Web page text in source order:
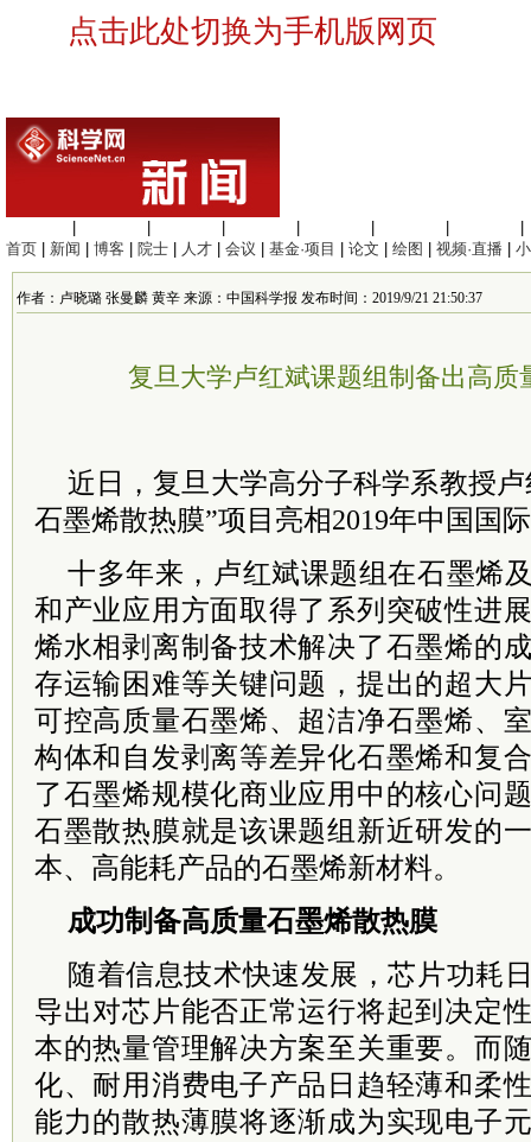
点击此处切换为手机版网页
首页
新闻 博客 院士 人才 会议 基金·项目 论文 绘图 视频·直播
作者：卢晓璐 张曼麟 黄辛 来源：中国科学报 发布时间：2019/9/21 21:50:37
复旦大学卢红斌课题组制备出高质
近日，复旦大学高分子科学系教授
石墨烯散热膜”项目亮相2019年中国国
十多年来，卢红斌课题组在石墨烯
和产业应用方面取得了系列突破性进
烯水相剥离制备技术解决了石墨烯的
存运输困难等关键问题，提出的超大
可控高质量石墨烯、超洁净石墨烯、
构体和自发剥离等差异化石墨烯和复
了石墨烯规模化商业应用中的核心问
石墨散热膜就是该课题组新近研发的
本、高能耗产品的石墨烯新材料。
成功制备高质量石墨烯散热膜
随着信息技术快速发展，芯片功耗
导出对芯片能否正常运行将起到决定
本的热量管理解决方案至关重要。而
化、耐用消费电子产品日趋轻薄和柔
能力的散热薄膜将逐渐成为实现电子